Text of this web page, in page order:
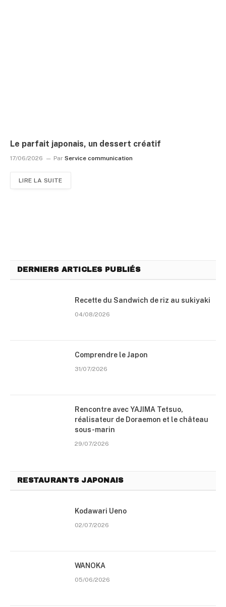
Le parfait japonais, un dessert créatif
17/06/2026 Par Service communication
LIRE LA SUITE
DERNIERS ARTICLES PUBLIÉS
Recette du Sandwich de riz au sukiyaki
04/08/2026
Comprendre le Japon
31/07/2026
Rencontre avec YAJIMA Tetsuo,
réalisateur de Doraemon et le château
sous-marin
29/07/2026
RESTAURANTS JAPONAIS
Kodawari Ueno
02/07/2026
WANOKA
05/06/2026